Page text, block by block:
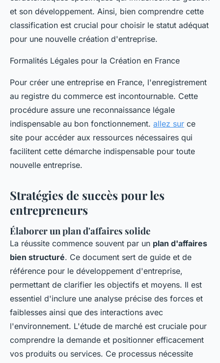
et son développement. Ainsi, bien comprendre cette
classification est crucial pour choisir le statut adéquat
pour une nouvelle création d'entreprise.
Formalités Légales pour la Création en France
Pour créer une entreprise en France, l'enregistrement
au registre du commerce est incontournable. Cette
procédure assure une reconnaissance légale
indispensable au bon fonctionnement. allez sur ce
site pour accéder aux ressources nécessaires qui
facilitent cette démarche indispensable pour toute
nouvelle entreprise.
Stratégies de succès pour les
entrepreneurs
Élaborer un plan d'affaires solide
La réussite commence souvent par un plan d'affaires
bien structuré. Ce document sert de guide et de
référence pour le développement d'entreprise,
permettant de clarifier les objectifs et moyens. Il est
essentiel d'inclure une analyse précise des forces et
faiblesses ainsi que des interactions avec
l'environnement. L'étude de marché est cruciale pour
comprendre la demande et positionner efficacement
vos produits ou services. Ce processus nécessite